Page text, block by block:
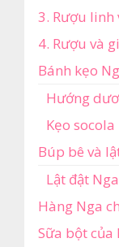
3. Rượu linh
4. Rượu và
Bánh kẹo
Hướng
Kẹo socola
Búp bê và
Lật đật Nga
Hàng Nga
Sữa bột của